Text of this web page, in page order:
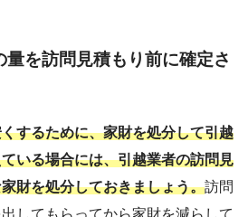
を訪問見積もり前に確定さ
するために、家財を処分して引越
いる場合には、引越業者の訪問見
財を処分しておきましょう。訪問
してもらってから家財を減らして